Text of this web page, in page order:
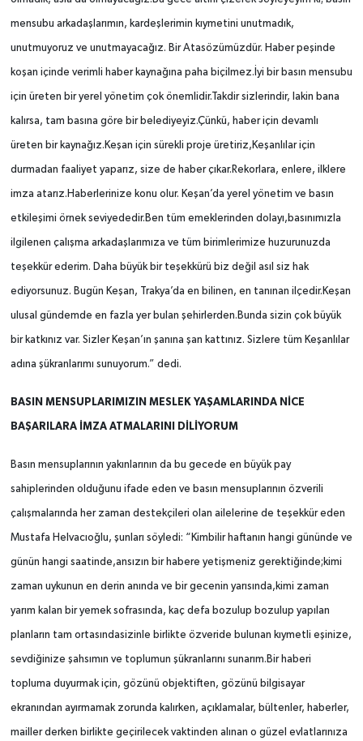
mensubu arkadaşlarımın, kardeşlerimin kıymetini unutmadık,
unutmuyoruz ve unutmayacağız. Bir Atasözümüzdür. Haber peşinde
koşan içinde verimli haber kaynağına paha biçilmez.İyi bir basın mensubu
için üreten bir yerel yönetim çok önemlidir.Takdir sizlerindir, lakin bana
kalırsa, tam basına göre bir belediyeyiz.Çünkü, haber için devamlı
üreten bir kaynağız.Keşan için sürekli proje üretiriz,Keşanlılar için
durmadan faaliyet yaparız, size de haber çıkar.Rekorlara, enlere, ilklere
imza atarız.Haberlerinize konu olur. Keşan’da yerel yönetim ve basın
etkileşimi örnek seviyededir.Ben tüm emeklerinden dolayı,basınımızla
ilgilenen çalışma arkadaşlarımıza ve tüm birimlerimize huzurunuzda
teşekkür ederim. Daha büyük bir teşekkürü biz değil asıl siz hak
ediyorsunuz. Bugün Keşan, Trakya’da en bilinen, en tanınan ilçedir.Keşan
ulusal gündemde en fazla yer bulan şehirlerden.Bunda sizin çok büyük
bir katkınız var. Sizler Keşan’ın şanına şan kattınız. Sizlere tüm Keşanlılar
adına şükranlarımı sunuyorum.” dedi.
BASIN MENSUPLARIMIZIN MESLEK YAŞAMLARINDA NİCE
BAŞARILARA İMZA ATMALARINI DİLİYORUM
Basın mensuplarının yakınlarının da bu gecede en büyük pay
sahiplerinden olduğunu ifade eden ve basın mensuplarının özverili
çalışmalarında her zaman destekçileri olan ailelerine de teşekkür eden
Mustafa Helvacıoğlu, şunları söyledi: “Kimbilir haftanın hangi gününde ve
günün hangi saatinde,ansızın bir habere yetişmeniz gerektiğinde;kimi
zaman uykunun en derin anında ve bir gecenin yarısında,kimi zaman
yarım kalan bir yemek sofrasında, kaç defa bozulup bozulup yapılan
planların tam ortasındasizinle birlikte özveride bulunan kıymetli eşinize,
sevdiğinize şahsımın ve toplumun şükranlarını sunarım.Bir haberi
topluma duyurmak için, gözünü objektiften, gözünü bilgisayar
ekranından ayırmamak zorunda kalırken, açıklamalar, bültenler, haberler,
mailler derken birlikte geçirilecek vaktinden alınan o güzel evlatlarınıza